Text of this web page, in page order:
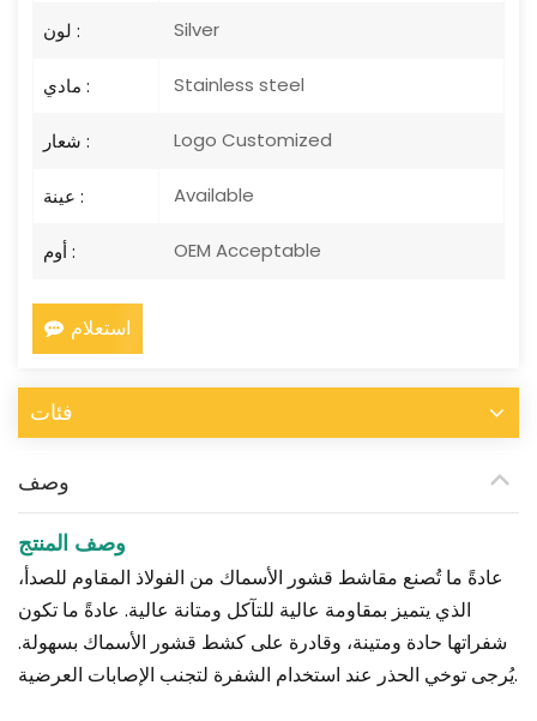
لون : Silver
مادي : Stainless steel
شعار : Logo Customized
عينة : Available
أوم : OEM Acceptable
استعلام
فئات
وصف
وصف المنتج
عادةً ما تُصنع مقاشط قشور الأسماك من الفولاذ المقاوم للصدأ،
الذي يتميز بمقاومة عالية للتآكل ومتانة عالية. عادةً ما تكون
شفراتها حادة ومتينة، وقادرة على كشط قشور الأسماك بسهولة.
يُرجى توخي الحذر عند استخدام الشفرة لتجنب الإصابات العرضية.